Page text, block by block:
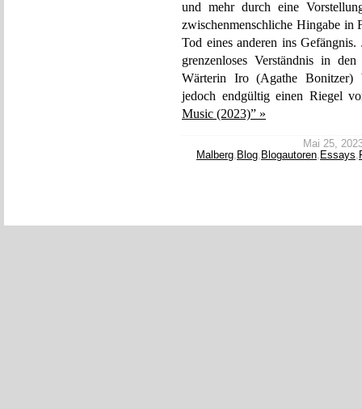
und mehr durch eine
zwischenmenschliche Hingabe in
Tod eines anderen ins
grenzenloses Verständnis in
Wärterin Iro (Agathe Bonitzer)
jedoch endgültig einen Riegel
Music (2023)” »
Mai 25,
Malberg, Blog, Blogautoren, Essays,